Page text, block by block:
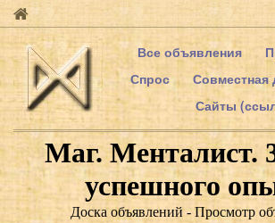
Все объявления
Спрос
Совместная
Сайты
Маг. Менталист.
успешного
Доска объявлений - Просмотр